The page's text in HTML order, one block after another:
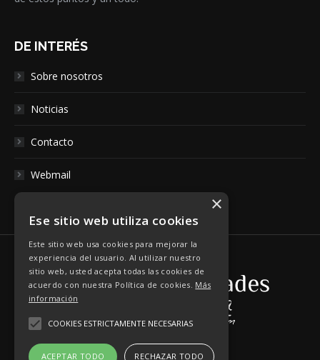
DE INTERÉS
Sobre nosotros
Noticias
Contacto
Webmail
×
Ese sitio web utiliza cookies
Este sitio web usa cookies para mejorar la
experiencia del usuario. Al utilizar nuestro
sitio web, usted acepta todas las cookies de
acuerdo con nuestra Política de cookies. Más
información
COOKIES ESTRICTAMENTE NECESARIAS
ACEPTAR TODO RECHAZAR TODO